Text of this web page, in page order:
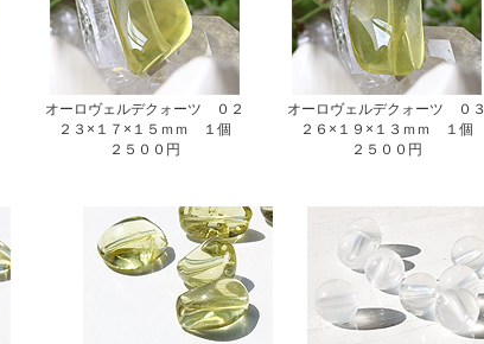
オーロヴェルデクォーツ ０２
２３×１７×１５ｍｍ １個
２５００円
オーロヴェルデクォーツ ０３
２６×１９×１３ｍｍ １個
２５００円